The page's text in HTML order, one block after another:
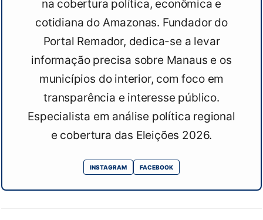
na cobertura política, econômica e
cotidiana do Amazonas. Fundador do
Portal Remador, dedica-se a levar
informação precisa sobre Manaus e os
municípios do interior, com foco em
transparência e interesse público.
Especialista em análise política regional
e cobertura das Eleições 2026.
INSTAGRAM FACEBOOK